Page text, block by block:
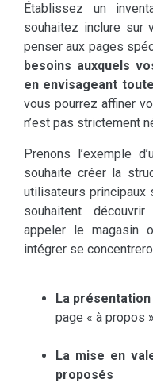
Établissez un
souhaitez inclure sur
penser aux pages
besoins auxquels
en envisageant
vous pourrez affiner
n’est pas strictement
Prenons l’exemple
souhaite créer la
utilisateurs principaux
souhaitent
appeler le magasin
intégrer se
La
page « à propos
La mise en
proposés